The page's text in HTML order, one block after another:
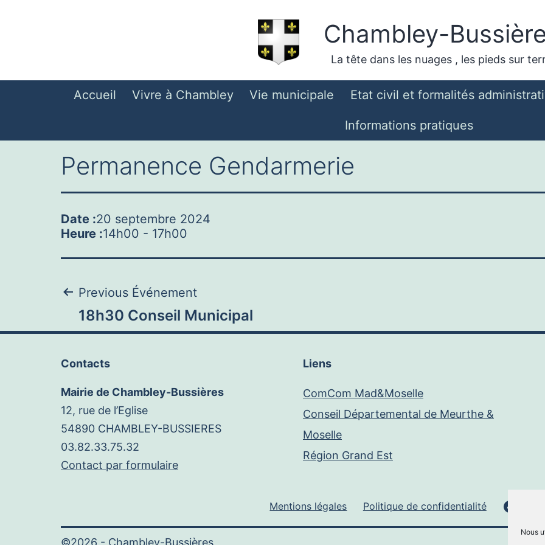
Nous
Chambley-
La tête dans les nuages , les pieds sur
Accueil Vivre à Chambley Vie municipale Etat civil et formalités
Informations pratiques
Permanence Gendarmerie
Date :20 septembre 2024
Heure :14h00 - 17h00
Navigation
de
l’article
Previous Événement
18h30 Conseil Municipal
Contacts
Mairie de Chambley-Bussières
12, rue de l’Eglise
54890 CHAMBLEY-BUSSIERES
03.82.33.75.32
Contact par formulaire
Liens
ComCom Mad&Moselle
Conseil Départemental de Meurthe &
Moselle
Région Grand Est
Mentions légales Politique de confidentialité
©2026 - Chambley-Bussières